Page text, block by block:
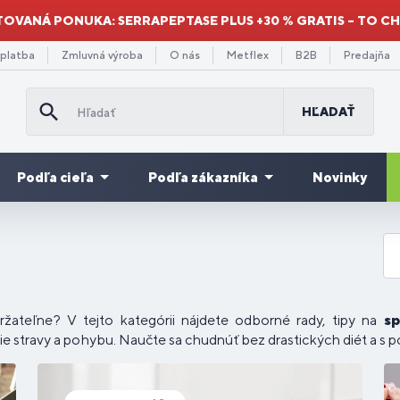
PONUKA: SERRAPEPTASE PLUS +30 % GRATIS – TO
platba Zmluvná výroba O nás Metflex B2B Predajňa
HĽADAŤ
Podľa cieľa Podľa zákazníka Novinky
V tejto kategórii nájdete odborné rady, tipy na
stravy a pohybu. Naučte sa chudnúť bez drastických diét a s